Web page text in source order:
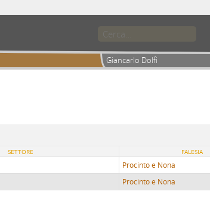
Giancarlo Dolfi
SETTORE FALESIA
Procinto e Nona
Procinto e Nona